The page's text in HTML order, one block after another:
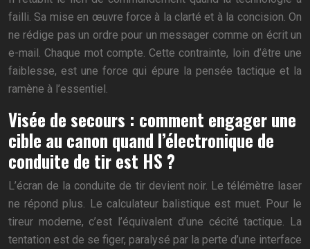
failli. Sa mise en œuvre force à la clarté et à la concision. On
ne rédige pas un ordre pour un messager comme on écrit un
e-mail. Chaque mot compte. Cette contrainte, loin d’être une
faiblesse, est une force qui épure la pensée tactique et la
ramène à l’essentiel.
Visée de secours : comment engager une
cible au canon quand l’électronique de
conduite de tir est HS ?
L’écran de la conduite de tir devient noir. Le télémètre laser
ne répond plus. Le calculateur balistique est muet. Pour le
tireur moderne, c’est l’équivalent d’une cécité tactique. La
tentation est de se figer, paralysé par la perte d’une interface